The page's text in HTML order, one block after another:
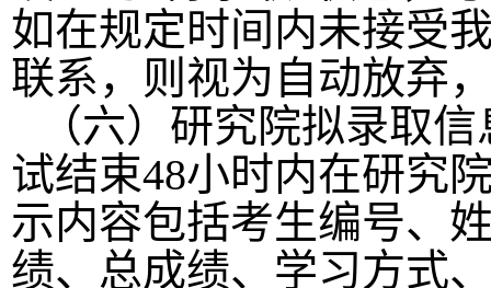
如在规定时间内未接受
联系，则视为自动放弃
（六）研究院拟录取
试结束48小时内在研究
示内容包括考生编号、
绩、总成绩、学习方式